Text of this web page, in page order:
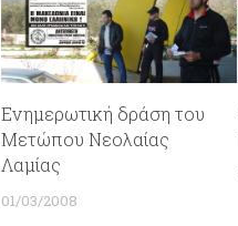
Ενημερωτική δράση του
Μετώπου Νεολαίας
Λαμίας
01/03/2008